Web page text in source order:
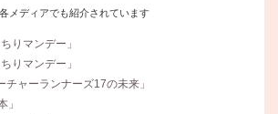
各メディアでも紹介されています
りマンデー」
りマンデー」
チャーランナーズ17の未来」
」